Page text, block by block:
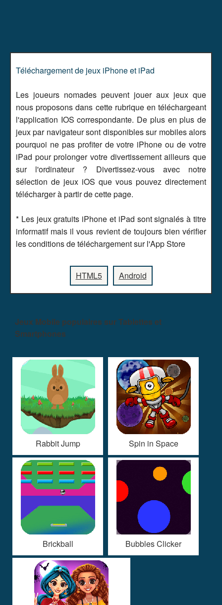
Téléchargement de jeux iPhone et iPad
Les joueurs nomades peuvent jouer aux jeux que
nous proposons dans cette rubrique en téléchargeant
l'application IOS correspondante. De plus en plus de
jeux par navigateur sont disponibles sur mobiles alors
pourquoi ne pas profiter de votre iPhone ou de votre
iPad pour prolonger votre divertissement ailleurs que
sur l'ordinateur ? Divertissez-vous avec notre
sélection de jeux iOS que vous pouvez directement
télécharger à partir de cette page.
* Les jeux gratuits iPhone et iPad sont signalés à titre
informatif mais il vous revient de toujours bien vérifier
les conditions de téléchargement sur l'App Store
HTML5 Android
Jeux Mobile populaires sur Tablettes et
Smartphones
Rabbit Jump Spin in Space
Brickball Bubbles Clicker